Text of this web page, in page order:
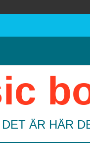
ÄR HÄR